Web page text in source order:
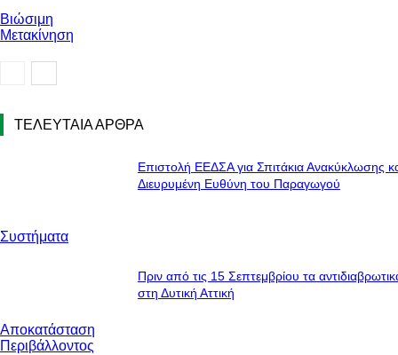
Βιώσιμη
Μετακίνηση
ΤΕΛΕΥΤΑΙΑ ΑΡΘΡΑ
Συστήματα
Επιστολή ΕΕΔΣΑ για Σπιτάκια Ανακύκλωσης
Διευρυμένη Ευθύνη του Παραγωγού
Αποκατάσταση
Περιβάλλοντος
Πριν από τις 15 Σεπτεμβρίου τα
στη Δυτική Αττική